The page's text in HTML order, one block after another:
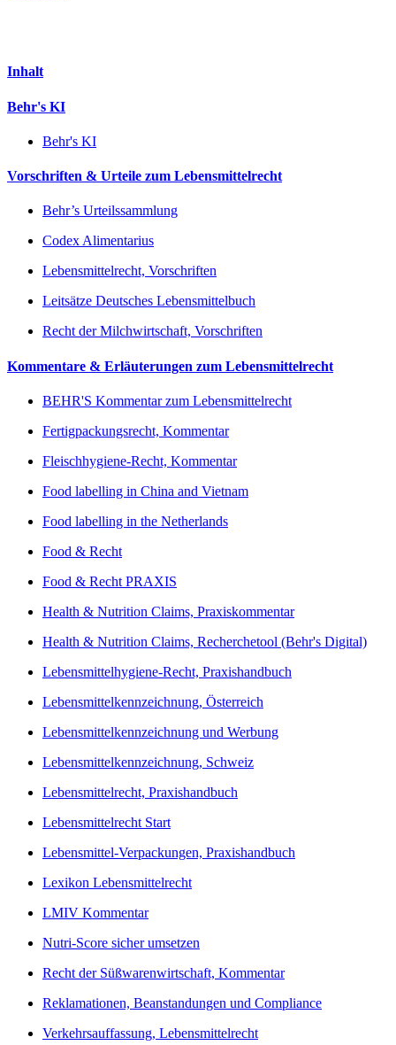
Inhalt
Behr's KI
Behr's KI
Vorschriften & Urteile zum Lebensmittelrecht
Behr’s Urteilssammlung
Codex Alimentarius
Lebensmittelrecht, Vorschriften
Leitsätze Deutsches Lebensmittelbuch
Recht der Milchwirtschaft, Vorschriften
Kommentare & Erläuterungen zum Lebensmittelrecht
BEHR'S Kommentar zum Lebensmittelrecht
Fertigpackungsrecht, Kommentar
Fleischhygiene-Recht, Kommentar
Food labelling in China and Vietnam
Food labelling in the Netherlands
Food & Recht
Food & Recht PRAXIS
Health & Nutrition Claims, Praxiskommentar
Health & Nutrition Claims, Recherchetool (Behr's Digital)
Lebensmittelhygiene-Recht, Praxishandbuch
Lebensmittelkennzeichnung, Österreich
Lebensmittelkennzeichnung und Werbung
Lebensmittelkennzeichnung, Schweiz
Lebensmittelrecht, Praxishandbuch
Lebensmittelrecht Start
Lebensmittel-Verpackungen, Praxishandbuch
Lexikon Lebensmittelrecht
LMIV Kommentar
Nutri-Score sicher umsetzen
Recht der Süßwarenwirtschaft, Kommentar
Reklamationen, Beanstandungen und Compliance
Verkehrsauffassung, Lebensmittelrecht